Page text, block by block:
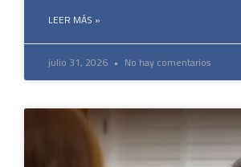
LEER MÁS »
julio 31, 2026 No hay comentarios